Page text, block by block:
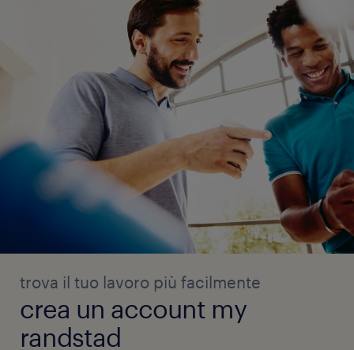
trova il tuo lavoro più facilmente
crea un account my
randstad